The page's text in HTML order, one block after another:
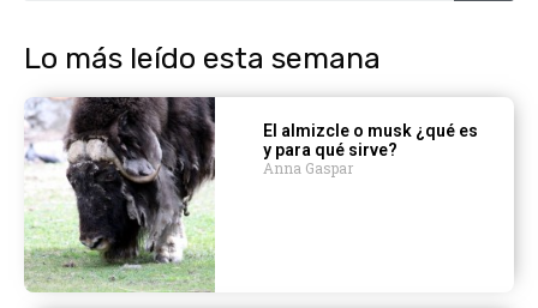
Lo más leído esta semana
El almizcle o musk ¿qué es
y para qué sirve?
Anna Gaspar